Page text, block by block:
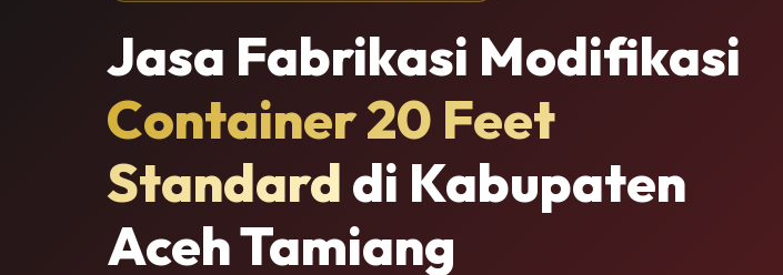
Jasa Fabrikasi Modifikasi
Container 20 Feet
Standard di Kabupaten
Aceh Tamiang